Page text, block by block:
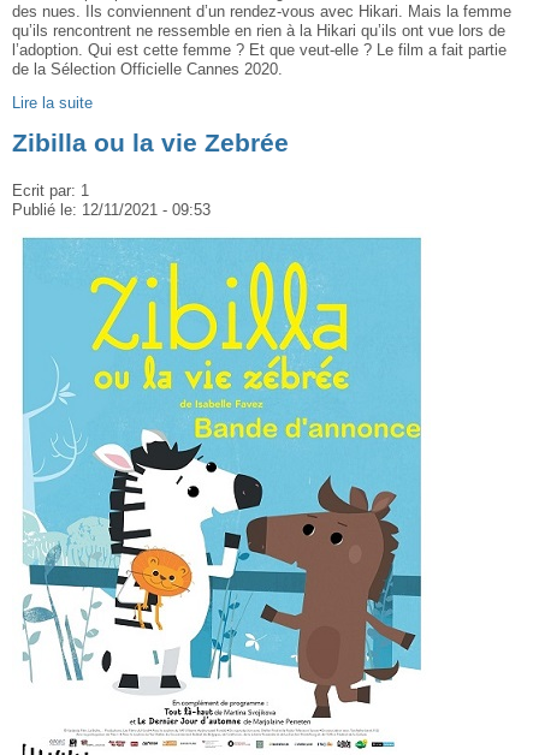
des nues. Ils conviennent d’un rendez-vous avec Hikari. Mais la femme
qu’ils rencontrent ne ressemble en rien à la Hikari qu’ils ont vue lors de
l’adoption. Qui est cette femme ? Et que veut-elle ? Le film a fait partie
de la Sélection Officielle Cannes 2020.
Lire la suite
Zibilla ou la vie Zebrée
Ecrit par: 1
Publié le: 12/11/2021 - 09:53